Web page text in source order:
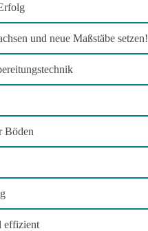
und neue Maßstäbe setzen!
Böden
effizient